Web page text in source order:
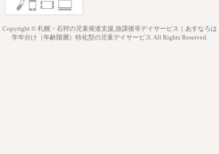
Copyright © 札幌・石狩の児童発達支援,放課後等デイサービス｜あすなろは
学年分け（年齢階層）特化型の児童デイサービス All Rights Reserved.